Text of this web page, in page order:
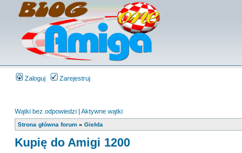
Zaloguj Zarejestruj
Wątki bez odpowiedzi | Aktywne wątki
Strona główna forum » Giełda
Kupię do Amigi 1200